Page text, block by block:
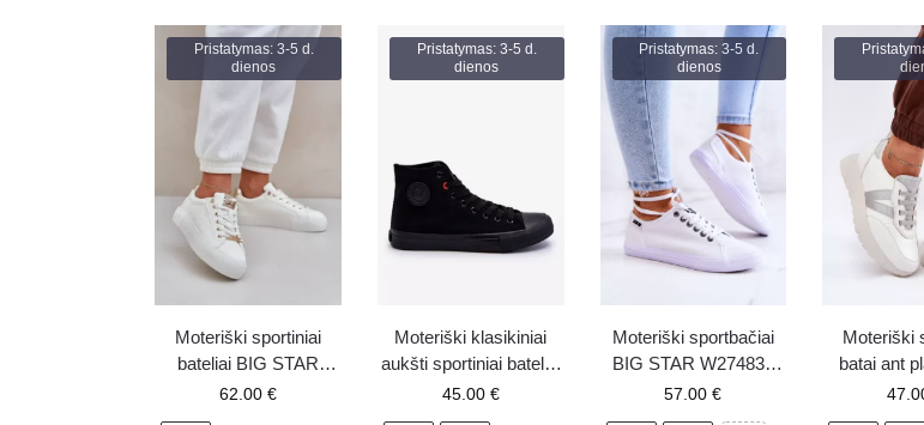
Pristatymas: 3-5 d.
dienos
Moteriški sportiniai
bateliai BIG STAR
SHOES NN274211
62.00 €
Pristatymas: 3-5 d.
dienos
Moteriški klasikiniai
aukšti sportiniai bateliai
Big Star T274033 juodi
45.00 €
Pristatymas: 3-5 d.
dienos
Moteriški sportbačiai
BIG STAR W274835
balti
57.00€
Moteriški
batai ant
Vinceza